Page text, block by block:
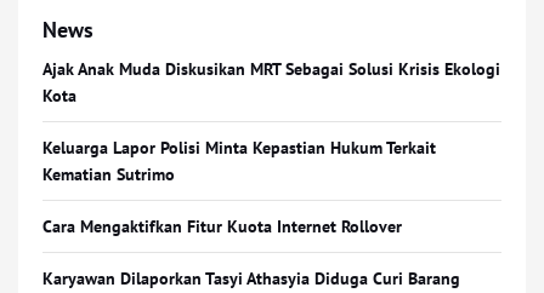
News
Ajak Anak Muda Diskusikan MRT Sebagai Solusi Krisis Ekologi
Kota
Keluarga Lapor Polisi Minta Kepastian Hukum Terkait
Kematian Sutrimo
Cara Mengaktifkan Fitur Kuota Internet Rollover
Karyawan Dilaporkan Tasyi Athasyia Diduga Curi Barang